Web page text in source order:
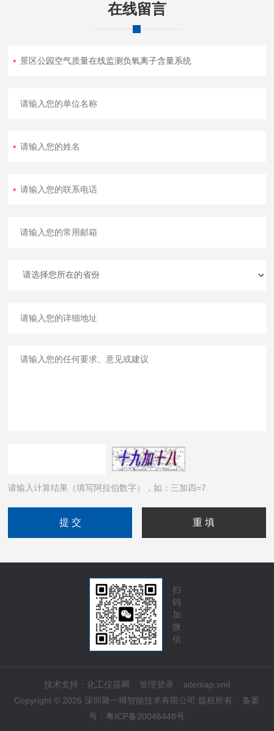
在线留言
请输入计算结果（填写阿拉伯数字），如：三加四=7
扫
码
加
微
信
技术支持： 化工仪器网 管理登录
sitemap.xml
Copyright © 2026 深圳聚一搏智能技术有限公司 版权所有 备案
号： 粤ICP备20046448号